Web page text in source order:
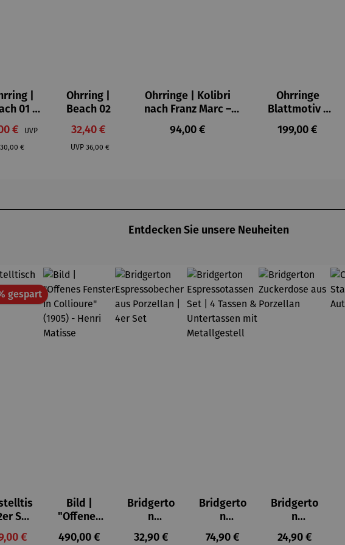
|
01 –
€ UVPRegulärer Preis:
30,00 €
Ohrring |
Beach 02
Verkaufspreis:
32,40 €
UVP Regulärer Preis:
36,00 €
Ohrringe | Kolibri
nach Franz Marc –
Petra Waszak
Regulärer Preis:
94,00 €
Ohrringe
Blattmotiv |
333 Gelbgold
Regulärer
199,00 €
Entdecken Sie unsere Neuheiten
gespartRabatt
Set
€
Bild |
"Offenes
Fenster in
Regulärer Preis:
490,00 €
Bridgerto
n
Espresso
Regulärer Preis:
32,90 €
Bridgerto
n
Espressot
Regulärer Preis:
74,90 €
Bridgerto
n
Zuckerdo
Regulärer
24,90 €